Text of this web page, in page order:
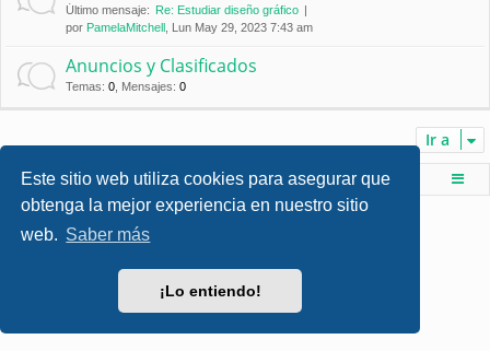
Este sitio web utiliza cookies para asegurar que
obtenga la mejor experiencia en nuestro sitio
web. Saber más
¡Lo entiendo!
Último mensaje: Re: Estudiar diseño gráfico
por PamelaMitchell , Lun May 29, 2023 7:43 am
Anuncios y Clasificados
Temas: 0 Mensajes: 0
Ir a
Foro de Ingenieria Civil & Arquitectura Índice principal
Desarrollado por
Style por
Condiciones